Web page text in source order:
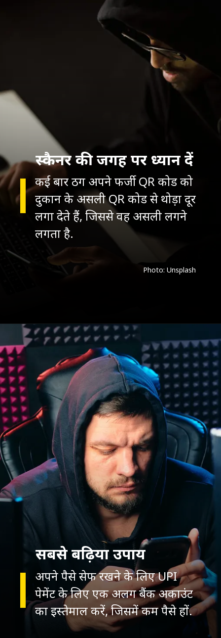
स्कैनर की जगह पर ध्यान दें
कई बार ठग अपने फर्जी QR कोड को
दुकान के असली QR कोड से थोड़ा दूर
लगा देते हैं, जिससे वह असली लगने
लगता है.
Photo: Unsplash
सबसे बढ़िया उपाय
अपने पैसे सेफ रखने के लिए UPI
पेमेंट के लिए एक अलग बैंक अकाउंट
का इस्तेमाल करें, जिसमें कम पैसे हों.